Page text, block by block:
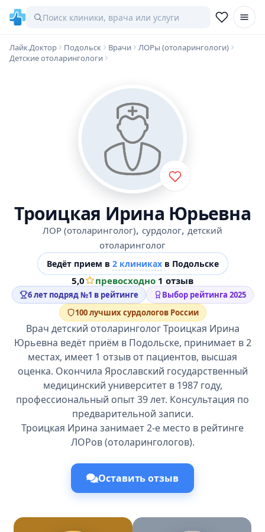
Лайк.Доктор Подольск Врачи
ЛОРы (отоларингологи)
Детские отоларингологи
Троицкая Ирина Юрьевна
ЛОР (отоларинголог), сурдолог, детский
отоларинголог
Ведёт прием в 2 клиникахв Подольске
5,0 превосходно·1 отзыв
6 лет подряд №1 в рейтинге
Выбор рейтинга 2025
100 лучших сурдологов России
Врач детский отоларинголог Троицкая Ирина
Юрьевна ведёт приём в Подольске, принимает в 2
местах, имеет 1 отзыв от пациентов, высшая
оценка. Окончила Ярославский государственный
медицинский университет в 1987 году,
профессиональный опыт 39 лет. Консультация по
предварительной записи.
Троицкая Ирина занимает 2-е место в рейтинге
ЛОРов (отоларингологов).
Оставить отзыв